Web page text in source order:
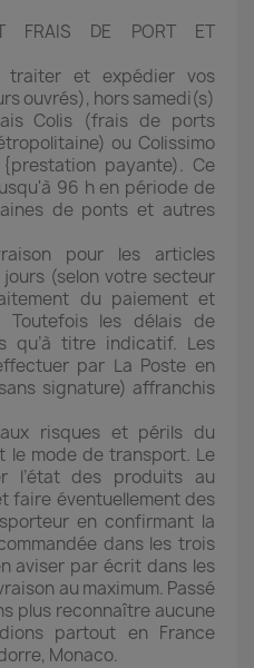
FRAIS DE PORT ET
traiter et expédier vos
ouvrés), hors samedi(s)
Colis (frais de ports
ou Colissimo
payante). Ce
96 h en période de
de ponts et autres
pour les articles
(selon votre secteur
du paiement et
Toutefois les délais de
qu’à titre indicatif. Les
par La Poste en
signature) affranchis
risques et périls du
le mode de transport. Le
l’état des produits au
faire éventuellement des
en confirmant la
dans les trois
aviser par écrit dans les
au maximum. Passé
plus reconnaître aucune
partout en France
Monaco.